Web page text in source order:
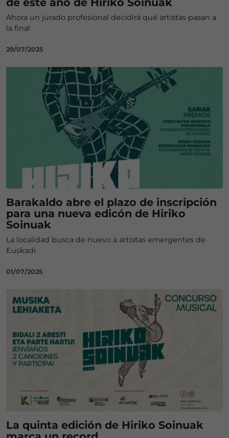
Ahora un jurado profesional decidirá qué artistas pasan a
la final
29/07/2025
Barakaldo abre el plazo de inscripción
para una nueva edicón de Hiriko
Soinuak
La localidad busca de nuevo a artistas emergentes de
Euskadi
01/07/2025
La quinta edición de Hiriko Soinuak